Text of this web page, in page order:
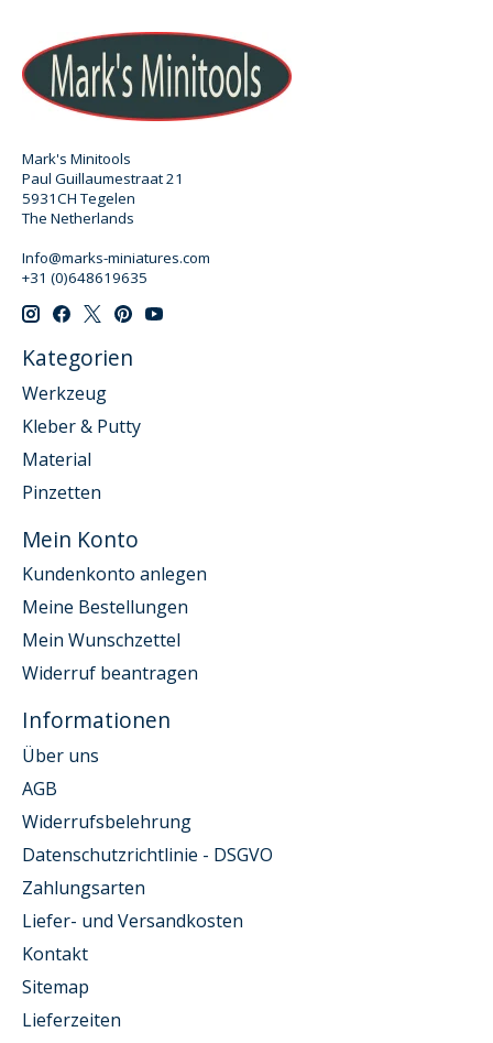
Mark's Minitools
Paul Guillaumestraat 21
5931CH Tegelen
The Netherlands
Info@marks-miniatures.com
+31 (0)648619635
Kategorien
Werkzeug
Kleber & Putty
Material
Pinzetten
Mein Konto
Kundenkonto anlegen
Meine Bestellungen
Mein Wunschzettel
Widerruf beantragen
Informationen
Über uns
AGB
Widerrufsbelehrung
Datenschutzrichtlinie - DSGVO
Zahlungsarten
Liefer- und Versandkosten
Kontakt
Sitemap
Lieferzeiten